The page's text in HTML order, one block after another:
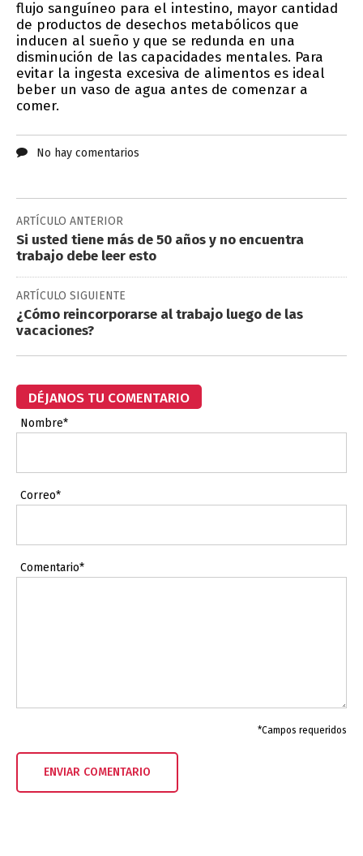
flujo sanguíneo para el intestino, mayor cantidad
de productos de desechos metabólicos que
inducen al sueño y que se redunda en una
disminución de las capacidades mentales. Para
evitar la ingesta excesiva de alimentos es ideal
beber un vaso de agua antes de comenzar a
comer.
No hay comentarios
ARTÍCULO ANTERIOR
Si usted tiene más de 50 años y no encuentra
trabajo debe leer esto
ARTÍCULO SIGUIENTE
¿Cómo reincorporarse al trabajo luego de las
vacaciones?
DÉJANOS TU COMENTARIO
Nombre*
Correo*
Comentario*
*Campos requeridos